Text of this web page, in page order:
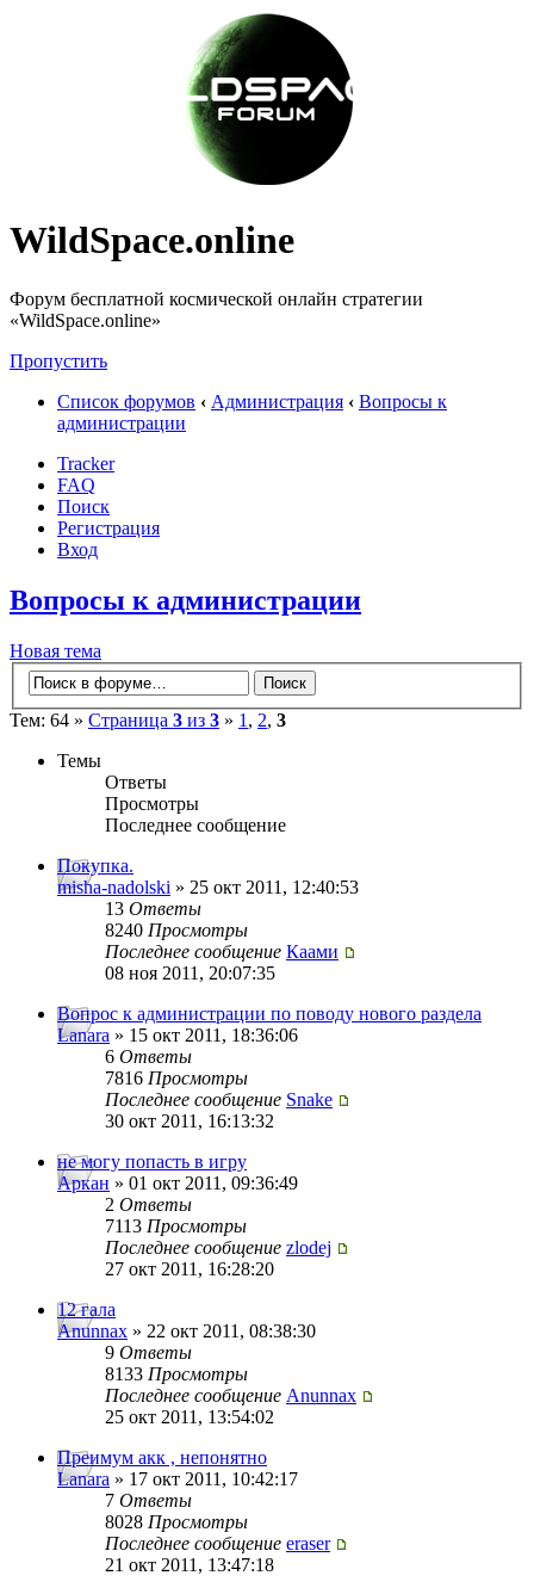
WildSpace.online
Форум бесплатной космической онлайн стратегии
«WildSpace.online»
Пропустить
Список форумов ‹ Администрация ‹ Вопросы к
администрации
Tracker
FAQ
Поиск
Регистрация
Вход
Вопросы к администрации
Новая тема
Тем: 64 » Страница 3 из 3 » 1 , 2, 3
Темы
Ответы
Просмотры
Последнее сообщение
Покупка.
misha-nadolski » 25 окт 2011, 12:40:53
13 Ответы
8240 Просмотры
Последнее сообщение Каами
08 ноя 2011, 20:07:35
Вопрос к администрации по поводу нового раздела
Lanara » 15 окт 2011, 18:36:06
6 Ответы
7816 Просмотры
Последнее сообщение Snake
30 окт 2011, 16:13:32
не могу попасть в игру
Аркан » 01 окт 2011, 09:36:49
2 Ответы
7113 Просмотры
Последнее сообщение zlodej
27 окт 2011, 16:28:20
12 гала
Anunnax » 22 окт 2011, 08:38:30
9 Ответы
8133 Просмотры
Последнее сообщение Anunnax
25 окт 2011, 13:54:02
Преимум акк , непонятно
Lanara » 17 окт 2011, 10:42:17
7 Ответы
8028 Просмотры
Последнее сообщение eraser
21 окт 2011, 13:47:18